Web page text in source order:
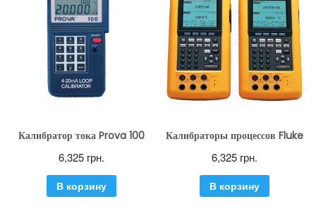
Калибратор тока Prova 100
6,325 грн.
В корзину
Калибраторы процессов Fluke
6,325 грн.
В корзину